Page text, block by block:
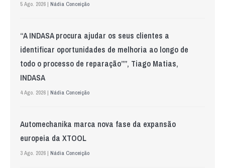
5 Ago. 2026 | Nádia Conceição
“A INDASA procura ajudar os seus clientes a
identificar oportunidades de melhoria ao longo de
todo o processo de reparação””, Tiago Matias,
INDASA
4 Ago. 2026 | Nádia Conceição
Automechanika marca nova fase da expansão
europeia da XTOOL
3 Ago. 2026 | Nádia Conceição